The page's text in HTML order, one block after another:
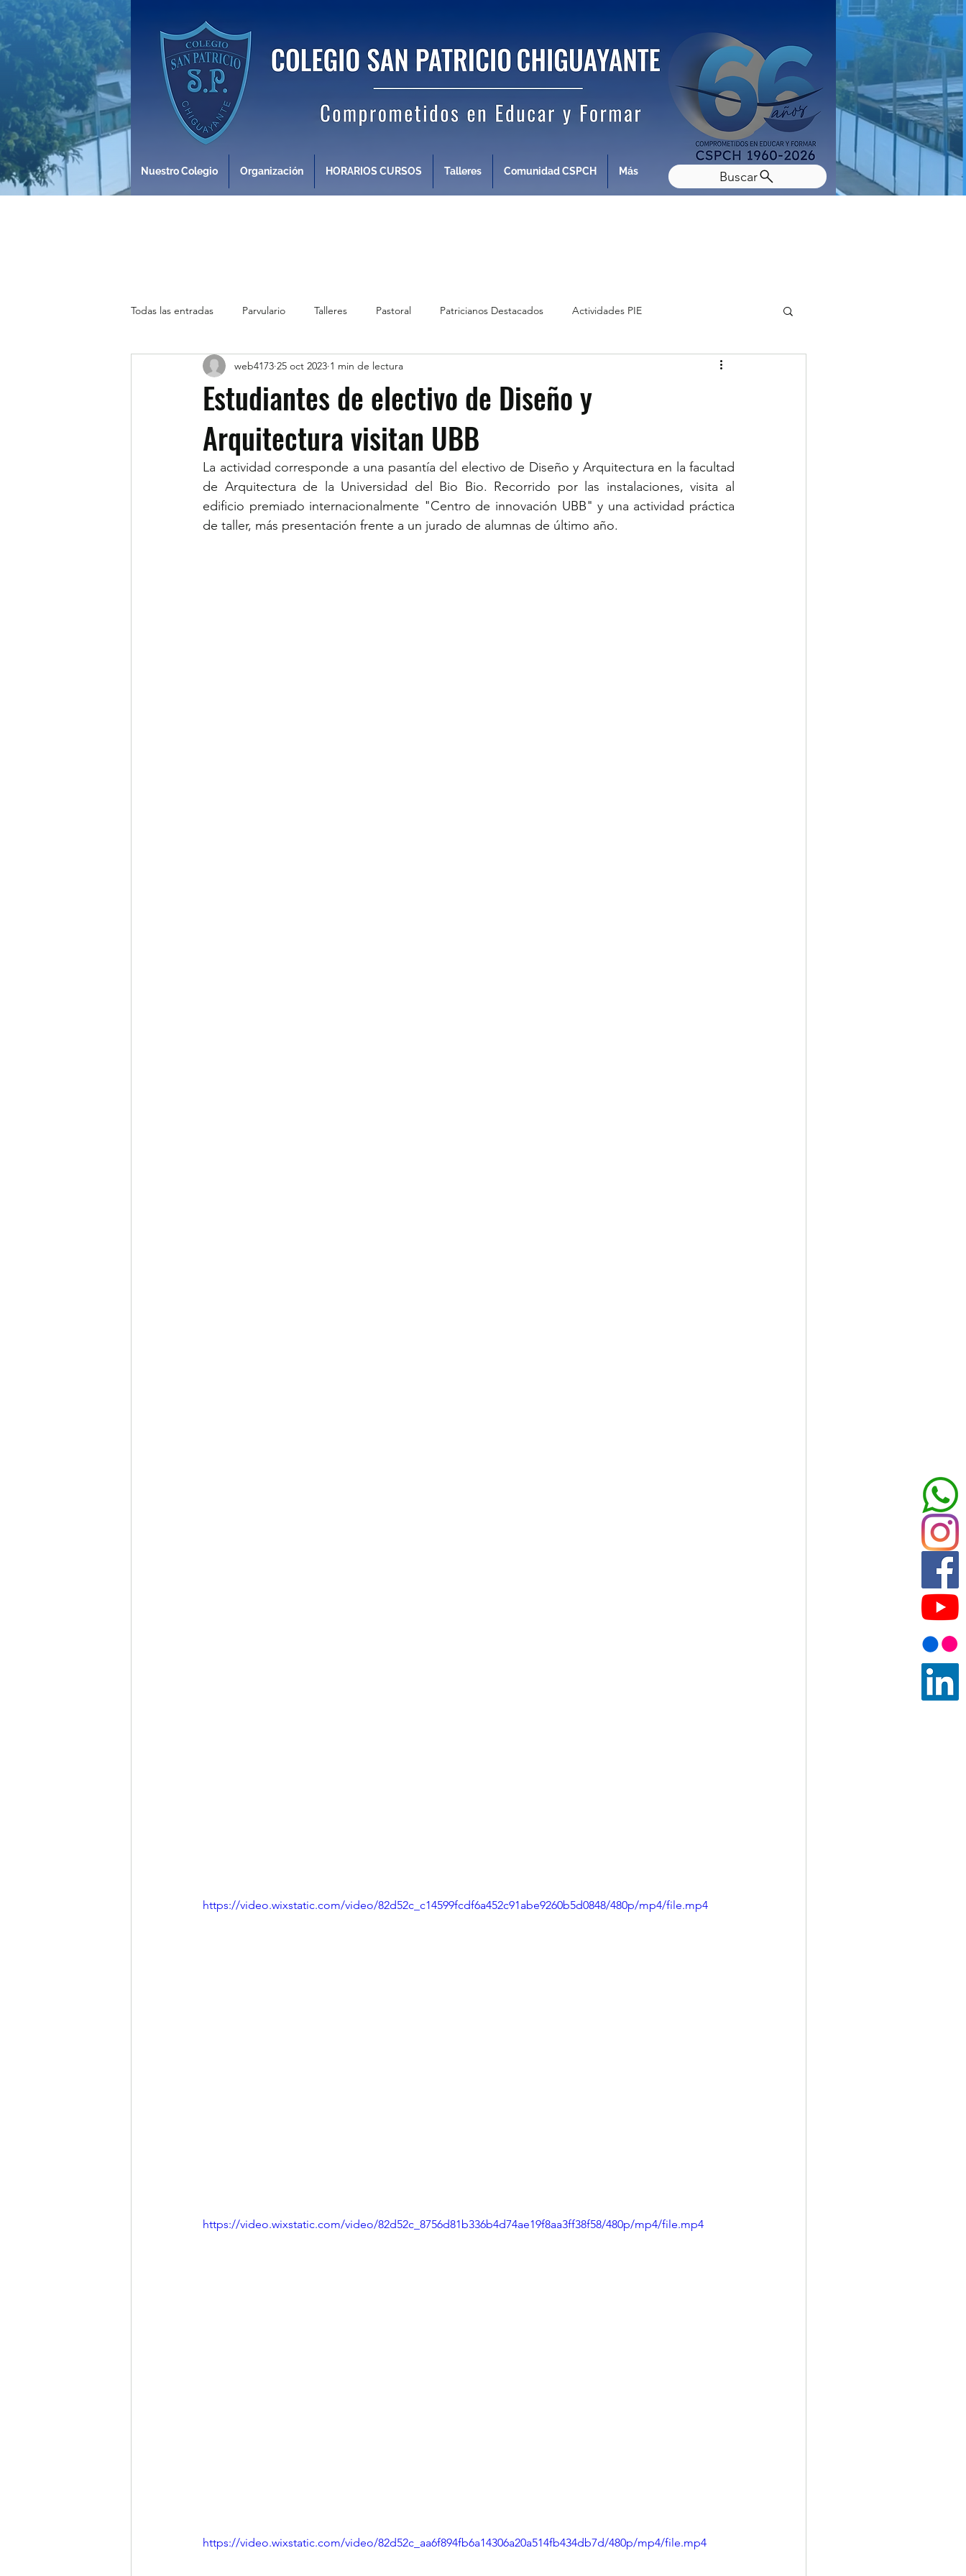
Nuestro Colegio Organización HORARIOS CURSOS Talleres Comunidad CSPCH Más Buscar
Todas las entradas Parvulario Talleres Pastoral Patricianos Destacados Actividades PIE
Estudiantes de electivo de Diseño y
Arquitectura visitan UBB
web4173 25 oct 2023 1 min de lectura
La actividad corresponde a una pasantía del electivo de Diseño y Arquitectura en la facultad
de Arquitectura de la Universidad del Bio Bio. Recorrido por las instalaciones, visita al
edificio premiado internacionalmente "Centro de innovación UBB" y una actividad práctica
de taller, más presentación frente a un jurado de alumnas de último año.
https://video.wixstatic.com/video/82d52c_c14599fcdf6a452c91abe9260b5d0848/480p/mp4/file.mp4
https://video.wixstatic.com/video/82d52c_8756d81b336b4d74ae19f8aa3ff38f58/480p/mp4/file.mp4
https://video.wixstatic.com/video/82d52c_aa6f894fb6a14306a20a514fb434db7d/480p/mp4/file.mp4